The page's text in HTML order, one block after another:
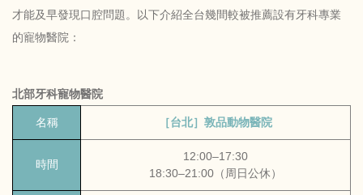
才能及早發現口腔問題。以下介紹全台幾間較被推薦設有牙科專業
的寵物醫院：
北部牙科寵物醫院
名稱 ［台北］敦品動物醫院
時間
12:00–17:30
18:30–21:00（周日公休）